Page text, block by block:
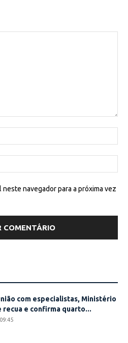
neste navegador para a próxima vez
com especialistas, Ministério
recua e confirma quarto...